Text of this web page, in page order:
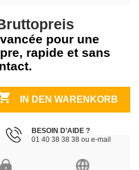
pour une
rapide et sans
IN DEN WARENKORB
BESOIN D’AIDE ?
01 40 38 38 38 ou e-mail